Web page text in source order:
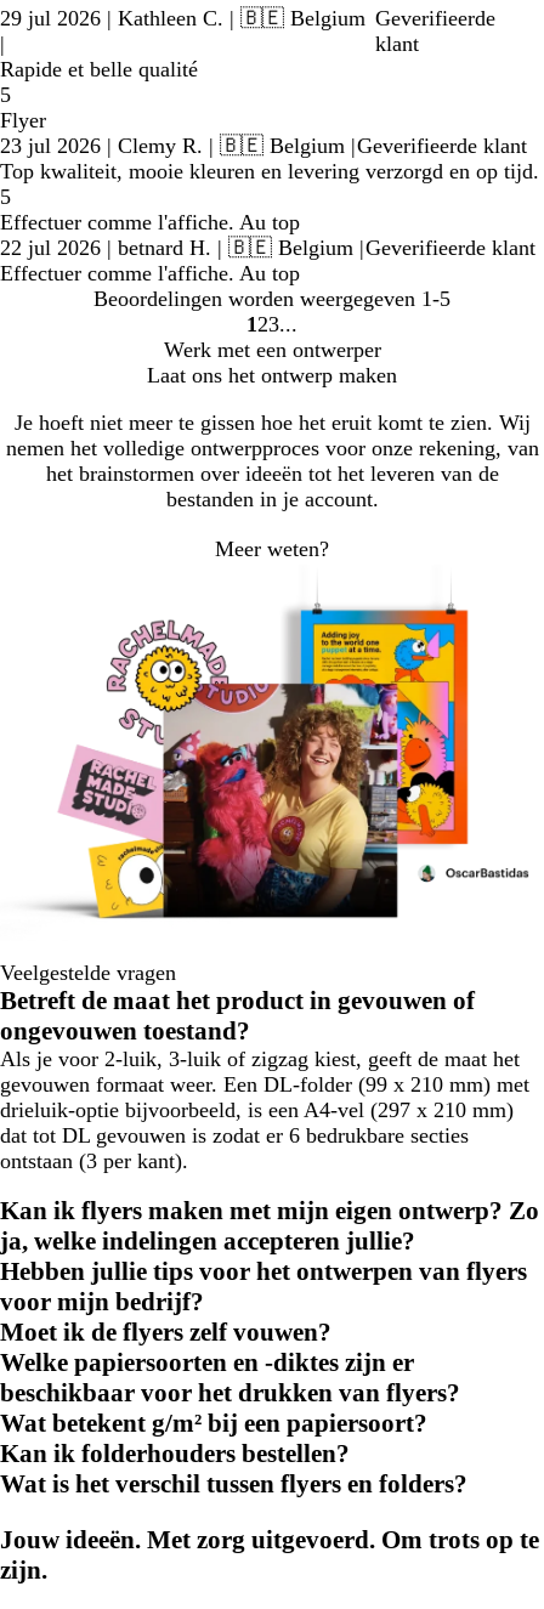
29 jul 2026 | Kathleen C. | 🇧🇪 Belgium
|
Geverifieerde
klant
Rapide et belle qualité
5
Flyer
23 jul 2026 | Clemy R. | 🇧🇪 Belgium |Geverifieerde klant
Top kwaliteit, mooie kleuren en levering verzorgd en op tijd.
5
Effectuer comme l'affiche. Au top
22 jul 2026 | betnard H. | 🇧🇪 Belgium |Geverifieerde klant
Effectuer comme l'affiche. Au top
Beoordelingen worden weergegeven 1-5
Naar
pagina
1 Naar
pagina
2 Naar
pagina
3
Werk met een ontwerper
Laat ons het ontwerp maken
Je hoeft niet meer te gissen hoe het eruit komt te zien. Wij
nemen het volledige ontwerpproces voor onze rekening, van
het brainstormen over ideeën tot het leveren van de
bestanden in je account.
Meer weten?
Veelgestelde vragen
Betreft de maat het product in gevouwen of
ongevouwen toestand?
Als je voor 2-luik, 3-luik of zigzag kiest, geeft de maat het
gevouwen formaat weer. Een DL-folder (99 x 210 mm) met
drieluik-optie bijvoorbeeld, is een A4-vel (297 x 210 mm)
dat tot DL gevouwen is zodat er 6 bedrukbare secties
ontstaan (3 per kant).
Kan ik flyers maken met mijn eigen ontwerp? Zo
ja, welke indelingen accepteren jullie?
Hebben jullie tips voor het ontwerpen van flyers
voor mijn bedrijf?
Moet ik de flyers zelf vouwen?
Welke papiersoorten en -diktes zijn er
beschikbaar voor het drukken van flyers?
Wat betekent g/m² bij een papiersoort?
Kan ik folderhouders bestellen?
Wat is het verschil tussen flyers en folders?
Jouw ideeën. Met zorg uitgevoerd. Om trots op te
zijn.